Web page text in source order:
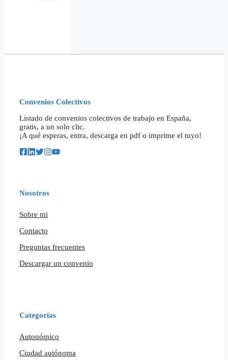
Convenios Colectivos
Listado de convenios colectivos de trabajo en España,
gratis, a un solo clic.
¡A qué esperas, entra, descarga en pdf o imprime el tuyo!
Nosotros
Sobre mi
Contacto
Preguntas frecuentes
Descargar un convenio
Categorías
Autonómico
Ciudad autónoma